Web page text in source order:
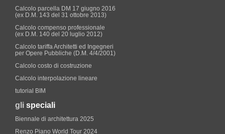
Calcolo parcella DM 17 giugno 2016
(ex D.M. 143 del 31 ottobre 2013)
Calcolo compenso professionale
(ex D.M. 140 del 20 luglio 2012)
Calcolo tariffa Architetti ed Ingegneri
per Opere Pubbliche (D.M. 4/4/2001)
Calcolo costo di costruzione
Calcolo interpolazione lineare
tutorial BIM
gli speciali
Biennale di architettura 2025
Renzo Piano World Tour 2024